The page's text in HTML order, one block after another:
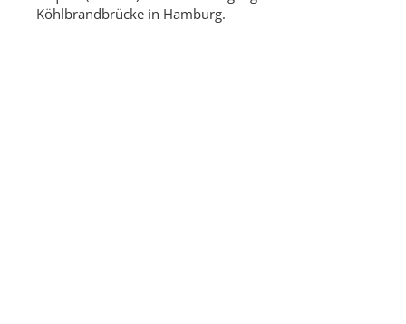
Köhlbrandbrücke in Hamburg.